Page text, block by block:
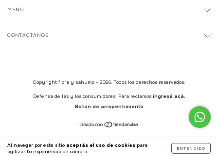
Al navegar por este sitio aceptás el uso de cookies para
agilizar tu experiencia de compra.
ENTENDIDO
MENÚ
CONTACTANOS
Copyright flora y sahumo - 2026. Todos los derechos reservados.
Defensa de las y los consumidores. Para reclamos ingresá acá.
Botón de arrepentimiento